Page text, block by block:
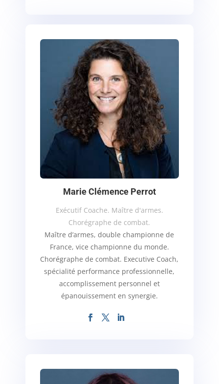
Marie Clémence Perrot
Exécutif Coache. Maître d'armes.
Chorégraphe de combat.
Maître d’armes, double championne de
France, vice championne du monde.
Chorégraphe de combat. Executive Coach,
spécialité performance professionnelle,
accomplissement personnel et
épanouissement en synergie.